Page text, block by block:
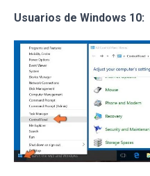
Usuarios de Windows 10: